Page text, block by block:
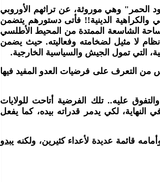
الحمر" وهي موروثة، عن تراثهم الأوروبي
والكراهية الدينية!! فأتى دستورهم يتضمن
الشاسعة الممتدة من المحيط الأطلسي
لا مثيل لضخامته وفعاليته. حيث يضمن
التي تمول الجيش والسياسية الخارجية.
بأس من التعرف على فرضيات العدو المفيد فيها
عليه.. تلك الفرضية أتاحت للولايات
النهاية، لكي يدمر قدراته بيده، كما يفعل
قائمة عديدة لأعداء كثيرين، ولكنه يبدو